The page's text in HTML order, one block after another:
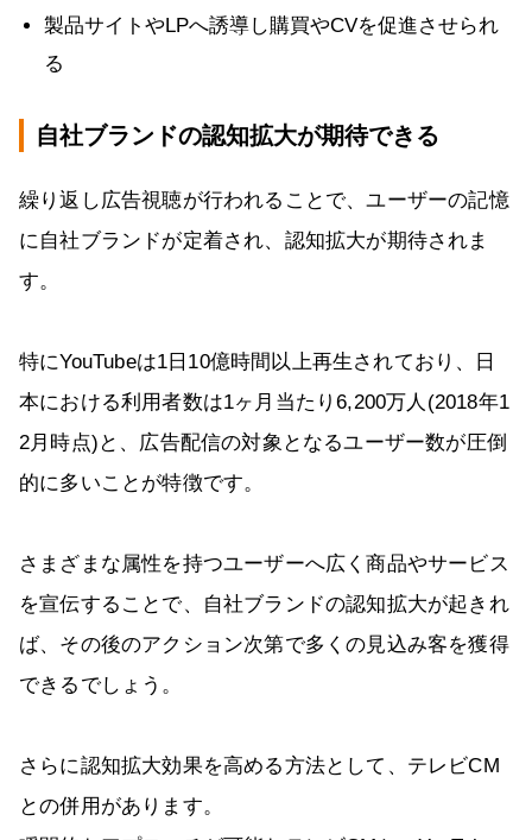
製品サイトやLPへ誘導し購買やCVを促進させられ
る
自社ブランドの認知拡大が期待できる
繰り返し広告視聴が行われることで、ユーザーの記憶
に自社ブランドが定着され、認知拡大が期待されま
す。
特にYouTubeは1日10億時間以上再生されており、日
本における利用者数は1ヶ月当たり6,200万人(2018年1
2月時点)と、広告配信の対象となるユーザー数が圧倒
的に多いことが特徴です。
さまざまな属性を持つユーザーへ広く商品やサービス
を宣伝することで、自社ブランドの認知拡大が起きれ
ば、その後のアクション次第で多くの見込み客を獲得
できるでしょう。
さらに認知拡大効果を高める方法として、テレビCM
との併用があります。